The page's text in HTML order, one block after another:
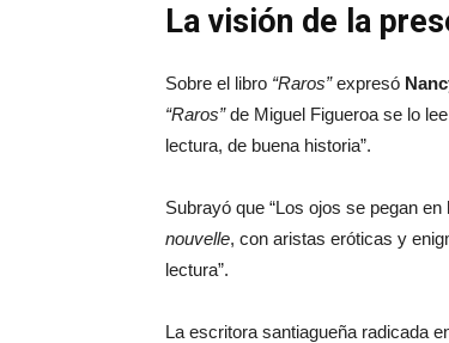
La visión de la
Sobre el libro “Raros”expresó
“Raros”de Miguel Figueroa se lo
lectura, de buena historia”.
Subrayó que “Los ojos se pegan
nouvelle, con aristas eróticas y
lectura”.
La escritora santiagueña radicada